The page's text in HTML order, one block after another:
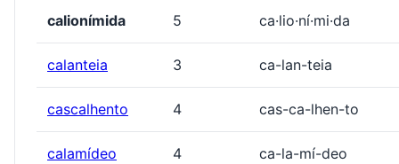
calionímida 5 ca·lio·ní·mi·da
calanteia 3 ca-lan-teia
cascalhento 4 cas-ca-lhen-to
calamídeo 4 ca-la-mí-deo